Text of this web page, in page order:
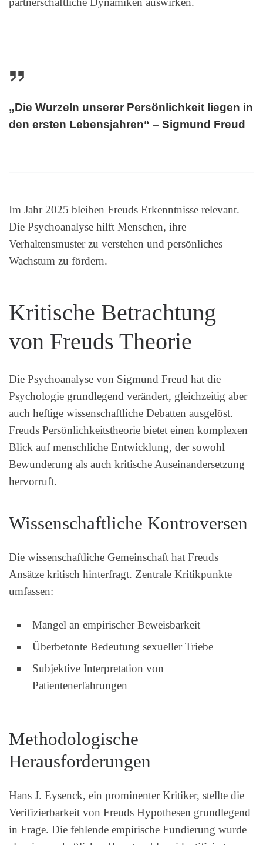
„Die Wurzeln unserer Persönlichkeit liegen in
den ersten Lebensjahren“ – Sigmund Freud
Im Jahr 2025 bleiben Freuds Erkenntnisse relevant.
Die Psychoanalyse hilft Menschen, ihre
Verhaltensmuster zu verstehen und persönliches
Wachstum zu fördern.
Kritische Betrachtung
von Freuds Theorie
Die Psychoanalyse von Sigmund Freud hat die
Psychologie grundlegend verändert, gleichzeitig aber
auch heftige wissenschaftliche Debatten ausgelöst.
Freuds Persönlichkeitstheorie bietet einen komplexen
Blick auf menschliche Entwicklung, der sowohl
Bewunderung als auch kritische Auseinandersetzung
hervorruft.
Wissenschaftliche Kontroversen
Die wissenschaftliche Gemeinschaft hat Freuds
Ansätze kritisch hinterfragt. Zentrale Kritikpunkte
umfassen:
Mangel an empirischer Beweisbarkeit
Überbetonte Bedeutung sexueller Triebe
Subjektive Interpretation von
Patientenerfahrungen
Methodologische
Herausforderungen
Hans J. Eysenck, ein prominenter Kritiker, stellte die
Verifizierbarkeit von Freuds Hypothesen grundlegend
in Frage. Die fehlende empirische Fundierung wurde